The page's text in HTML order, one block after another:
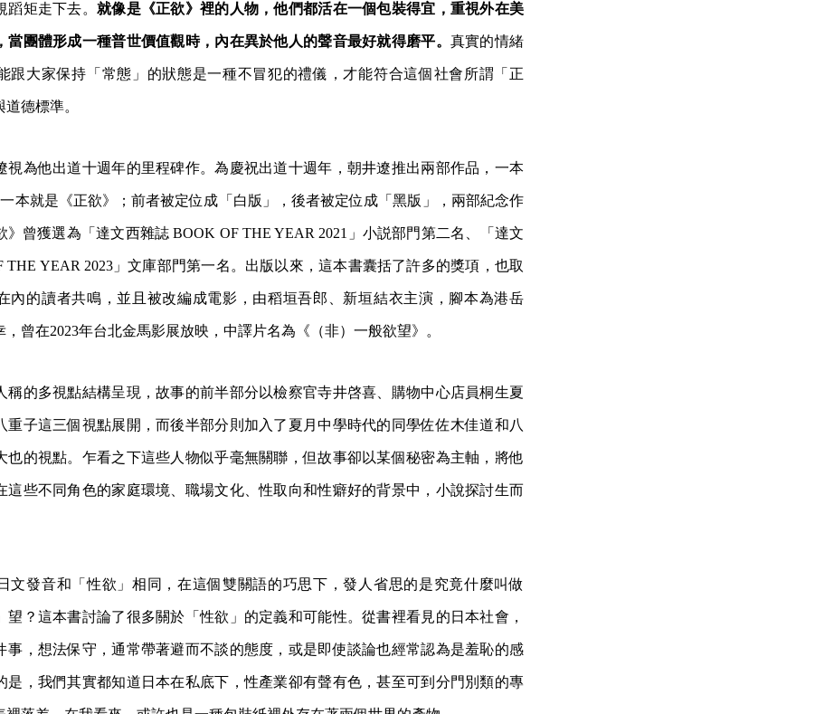
矩走下去。 就像是《正欲》裡的人物，他們都活在一個包裝得宜，重視外在美
當團體形成一種普世價值觀時，內在異於他人的聲音最好就得磨平。 真實的情緒
跟大家保持「常態」的狀態是一種不冒犯的禮儀，才能符合這個社會所謂「正
德標準。
視為他出道十週年的里程碑作。為慶祝出道十週年，朝井遼推出兩部作品，一本
本就是《正欲》；前者被定位成「白版」，後者被定位成「黑版」，兩部紀念作
》曾獲選為「達文西雜誌 BOOK OF THE YEAR 2021」小説部門第二名、「達文
THE YEAR 2023」文庫部門第一名。出版以來，這本書囊括了許多的獎項，也取
內的讀者共鳴，並且被改編成電影，由稻垣吾郎、新垣結衣主演，腳本為港岳
曾在2023年台北金馬影展放映，中譯片名為《（非）一般欲望》。
稱的多視點結構呈現，故事的前半部分以檢察官寺井啓喜、購物中心店員桐生夏
重子這三個視點展開，而後半部分則加入了夏月中學時代的同學佐佐木佳道和八
也的視點。乍看之下這些人物似乎毫無關聯，但故事卻以某個秘密為主軸，將他
這些不同角色的家庭環境、職場文化、性取向和性癖好的背景中，小說探討生而
文發音和「性欲」相同，在這個雙關語的巧思下，發人省思的是究竟什麼叫做
望？這本書討論了很多關於「性欲」的定義和可能性。從書裡看見的日本社會，
事，想法保守，通常帶著避而不談的態度，或是即使談論也經常認為是羞恥的感
是，我們其實都知道日本在私底下，性產業卻有聲有色，甚至可到分門別類的專